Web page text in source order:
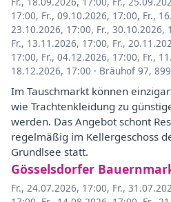
17:00, Fr., 09.10.2026, 17:00, Fr.,
23.10.2026, 17:00, Fr., 30.10.2026,
Fr., 13.11.2026, 17:00, Fr.,
17:00, Fr., 04.12.2026, 17:00, Fr.,
18.12.2026, 17:00 · Bräuhof 97,
Im Tauschmarkt können
wie Trachtenkleidung zu
werden. Das Angebot schont
regelmäßig im Kellergeschoss
Grundlsee statt.
Gösselsdorfer
Fr., 24.07.2026, 17:00, Fr.,